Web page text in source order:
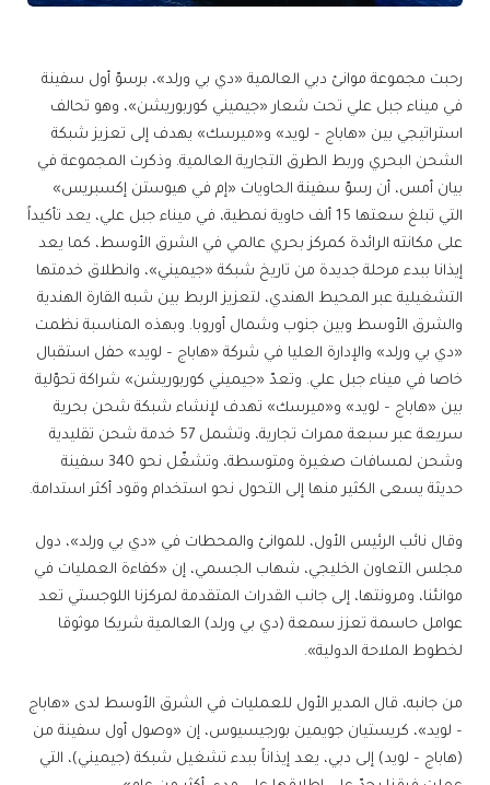
رحبت مجموعة موانئ دبي العالمية «دي بي ورلد»، برسوّ أول سفينة
في ميناء جبل علي تحت شعار «جيميني كوربوريشن»، وهو تحالف
استراتيجي بين «هاباج – لويد» و«ميرسك» يهدف إلى تعزيز شبكة
الشحن البحري وربط الطرق التجارية العالمية. وذكرت المجموعة في
بيان أمس، أن رسوّ سفينة الحاويات «إم في هيوستن إكسبريس»
التي تبلغ سعتها 15 ألف حاوية نمطية، في ميناء جبل علي، يعد تأكيداً
على مكانته الرائدة كمركز بحري عالمي في الشرق الأوسط، كما يعد
إيذانا ببدء مرحلة جديدة من تاريخ شبكة «جيميني»، وانطلاق خدمتها
التشغيلية عبر المحيط الهندي، لتعزيز الربط بين شبه القارة الهندية
والشرق الأوسط وبين جنوب وشمال أوروبا. وبهذه المناسبة نظمت
«دي بي ورلد» والإدارة العليا في شركة «هاباج – لويد» حفل استقبال
خاصا في ميناء جبل علي. وتعدّ «جيميني كوربوريشن» شراكة تحوّلية
بين «هاباج – لويد» و«ميرسك» تهدف لإنشاء شبكة شحن بحرية
سريعة عبر سبعة ممرات تجارية، وتشمل 57 خدمة شحن تقليدية
وشحن لمسافات صغيرة ومتوسطة، وتشغّل نحو 340 سفينة
حديثة يسعى الكثير منها إلى التحول نحو استخدام وقود أكثر استدامة.
وقال نائب الرئيس الأول، للموانئ والمحطات في «دي بي ورلد»، دول
مجلس التعاون الخليجي، شهاب الجسمي، إن «كفاءة العمليات في
موانئنا، ومرونتها، إلى جانب القدرات المتقدمة لمركزنا اللوجستي تعد
عوامل حاسمة تعزز سمعة (دي بي ورلد) العالمية شريكا موثوقا
لخطوط الملاحة الدولية».
من جانبه، قال المدير الأول للعمليات في الشرق الأوسط لدى «هاباج
– لويد»، كريستيان جويمين بورجيسيوس، إن «وصول أول سفينة من
(هاباج – لويد) إلى دبي، يعد إيذاناً ببدء تشغيل شبكة (جيميني)، التي